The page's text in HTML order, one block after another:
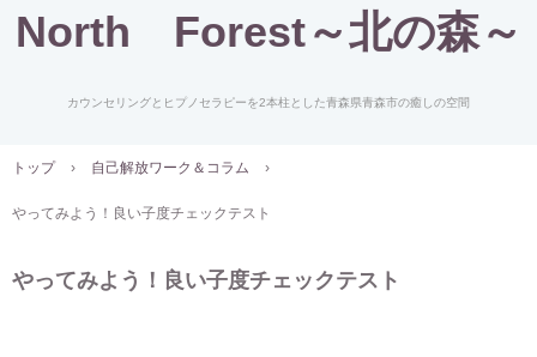
North Forest～北の森～
カウンセリングとヒプノセラピーを2本柱とした青森県青森市の癒しの空間
トップ › 自己解放ワーク＆コラム ›
やってみよう！良い子度チェックテスト
やってみよう！良い子度チェックテスト